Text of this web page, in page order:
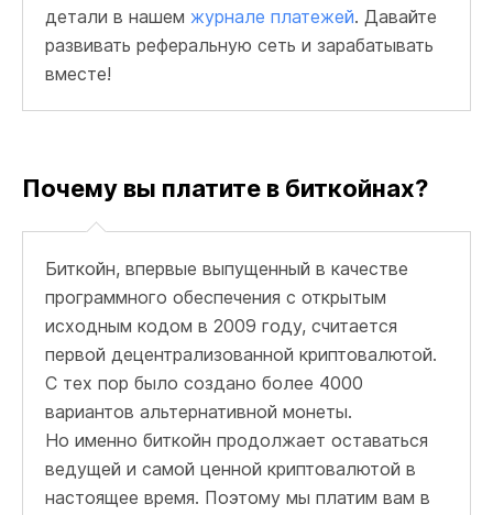
детали в нашем журнале платежей. Давайте
развивать реферальную сеть и зарабатывать
вместе!
Почему вы платите в биткойнах?
Биткойн, впервые выпущенный в качестве
программного обеспечения с открытым
исходным кодом в 2009 году, считается
первой децентрализованной криптовалютой.
С тех пор было создано более 4000
вариантов альтернативной монеты.
Но именно биткойн продолжает оставаться
ведущей и самой ценной криптовалютой в
настоящее время. Поэтому мы платим вам в